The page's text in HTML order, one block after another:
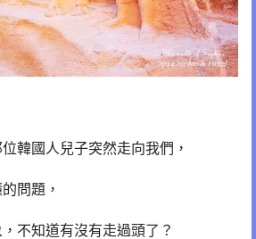
韓國人兒子突然走向我們，
問題，
不知道有沒有走過頭了？